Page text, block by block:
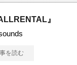
』
を読む